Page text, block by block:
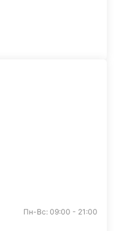
Пн-Вс: 09:00 - 21:00